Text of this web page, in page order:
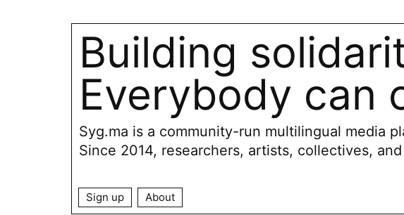
Building
Everybody can
Syg.ma is a community-run multilingual media
Since 2014, researchers, artists, collectives,
Sign up About